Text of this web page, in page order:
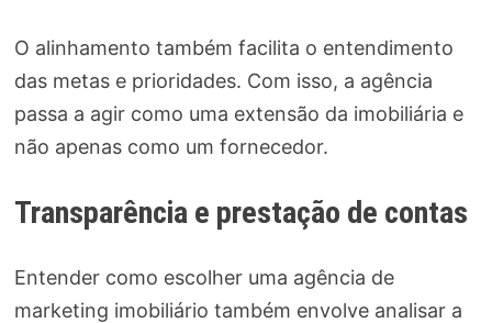
O alinhamento também facilita o entendimento
das metas e prioridades. Com isso, a agência
passa a agir como uma extensão da imobiliária e
não apenas como um fornecedor.
Transparência e prestação de contas
Entender como escolher uma agência de
marketing imobiliário também envolve analisar a